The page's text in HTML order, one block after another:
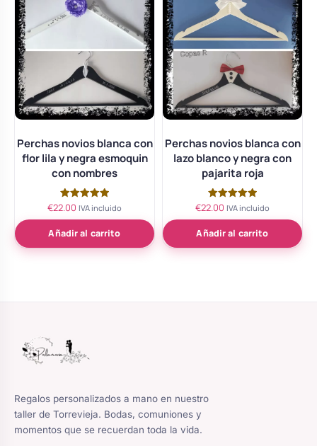
Perchas novios blanca con
flor lila y negra esmoquin
con nombres
Valorado
de 5
€22.00 IVA incluido
Añadir al carrito
Perchas novios blanca con
lazo blanco y negra con
pajarita roja
Valorado
de 5
€22.00 IVA incluido
Añadir al carrito
Regalos personalizados a mano en nuestro
taller de Torrevieja. Bodas, comuniones y
momentos que se recuerdan toda la vida.